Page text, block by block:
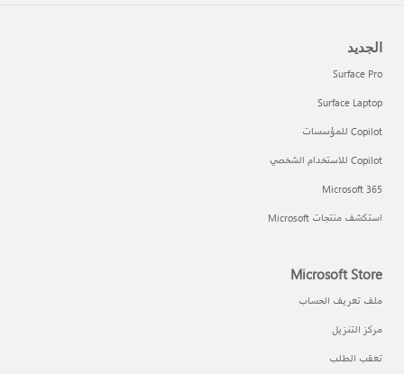
الجديد
Surface Pro
Surface Laptop
Copilot للمؤسسات
Copilot للاستخدام الشخصي
Microsoft 365
استكشف منتجات Microsoft
Microsoft Store
ملف تعريف الحساب
مركز التنزيل
تعقب الطلب